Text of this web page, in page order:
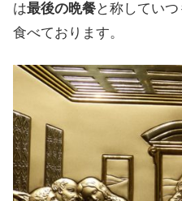
は最後の晩餐と称していつ
食べております。